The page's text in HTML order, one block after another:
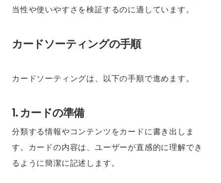
当性や使いやすさを検証するのに適しています。
カードソーティングの手順
カードソーティングは、以下の手順で進めます。
1. カードの準備
分類する情報やコンテンツをカードに書き出しま
す。カードの内容は、ユーザーが直感的に理解でき
るように簡潔に記述します。